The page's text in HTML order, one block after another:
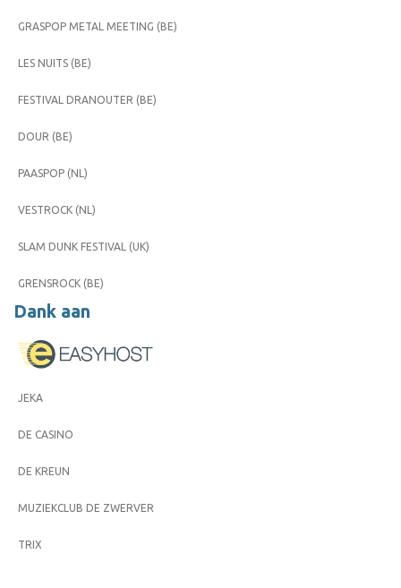
GRASPOP METAL MEETING (BE)
LES NUITS (BE)
FESTIVAL DRANOUTER (BE)
DOUR (BE)
PAASPOP (NL)
VESTROCK (NL)
SLAM DUNK FESTIVAL (UK)
GRENSROCK (BE)
Dank aan
JEKA
DE CASINO
DE KREUN
MUZIEKCLUB DE ZWERVER
TRIX